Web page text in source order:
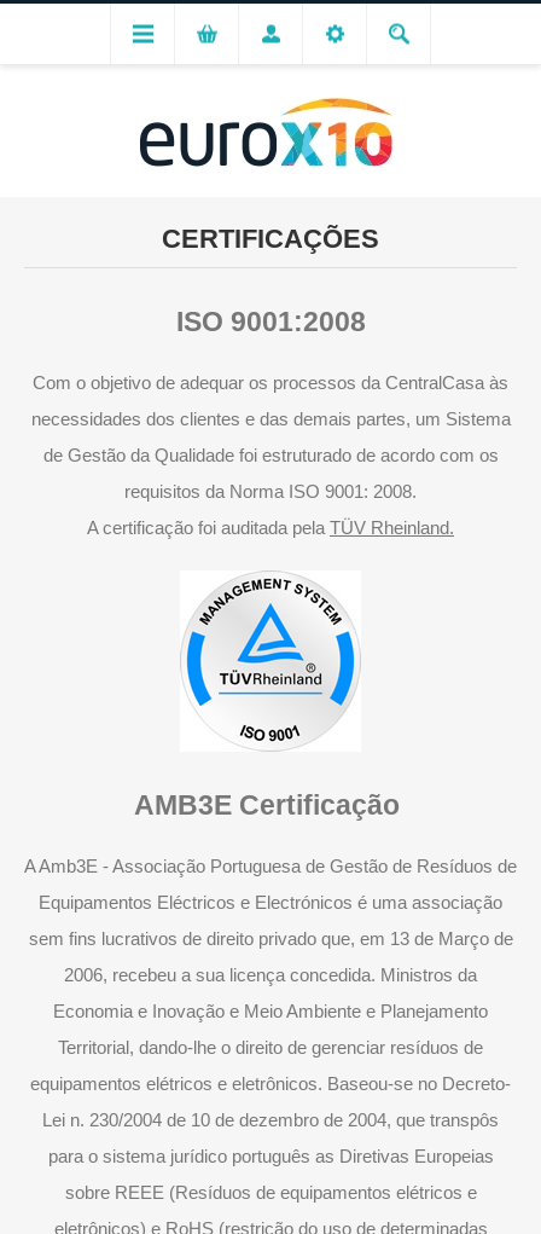
CERTIFICAÇÕES
ISO 9001:2008
Com o objetivo de adequar os processos da CentralCasa às
necessidades dos clientes e das demais partes, um Sistema
de Gestão da Qualidade foi estruturado de acordo com os
requisitos da Norma ISO 9001: 2008.
A certificação foi auditada pela TÜV Rheinland.
AMB3E Certificação
A Amb3E - Associação Portuguesa de Gestão de Resíduos de
Equipamentos Eléctricos e Electrónicos é uma associação
sem fins lucrativos de direito privado que, em 13 de Março de
2006, recebeu a sua licença concedida. Ministros da
Economia e Inovação e Meio Ambiente e Planejamento
Territorial, dando-lhe o direito de gerenciar resíduos de
equipamentos elétricos e eletrônicos. Baseou-se no Decreto-
Lei n. 230/2004 de 10 de dezembro de 2004, que transpôs
para o sistema jurídico português as Diretivas Europeias
sobre REEE (Resíduos de equipamentos elétricos e
eletrônicos) e RoHS (restrição do uso de determinadas